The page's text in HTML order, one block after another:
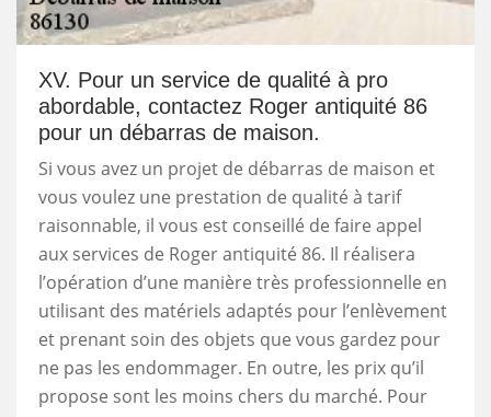
XV. Pour un service de qualité à pro
abordable, contactez Roger antiquité 86
pour un débarras de maison.
Si vous avez un projet de débarras de maison et
vous voulez une prestation de qualité à tarif
raisonnable, il vous est conseillé de faire appel
aux services de Roger antiquité 86. Il réalisera
l’opération d’une manière très professionnelle en
utilisant des matériels adaptés pour l’enlèvement
et prenant soin des objets que vous gardez pour
ne pas les endommager. En outre, les prix qu’il
propose sont les moins chers du marché. Pour